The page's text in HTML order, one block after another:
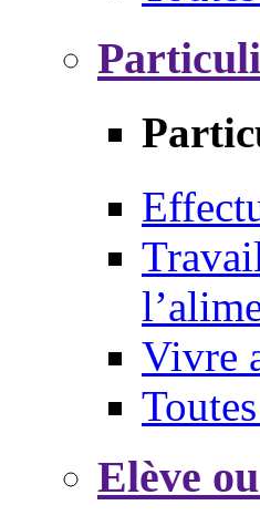
Vivre
Elève